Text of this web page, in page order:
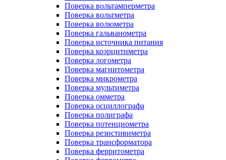
Поверка вольтамперметра
Поверка вольтметра
Поверка волюметра
Поверка гальванометра
Поверка источника питания
Поверка коэрцитиметра
Поверка логометра
Поверка магнитометра
Поверка микрометра
Поверка мультиметра
Поверка омметра
Поверка осциллографа
Поверка полиграфа
Поверка потенциометра
Поверка резистивиметра
Поверка трансформатора
Поверка ферритометра